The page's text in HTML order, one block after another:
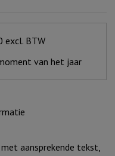
excl. BTW
van het jaar
aansprekende tekst,